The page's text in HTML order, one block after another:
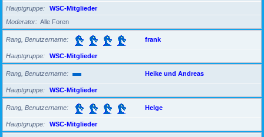
Hauptgruppe
WSC-Mitglieder
Moderator
Alle Foren
Rang, Benutzername frank
Hauptgruppe WSC-Mitglieder
Rang, Benutzername Heike und Andreas
Hauptgruppe WSC-Mitglieder
Rang, Benutzername Helge
Hauptgruppe WSC-Mitglieder